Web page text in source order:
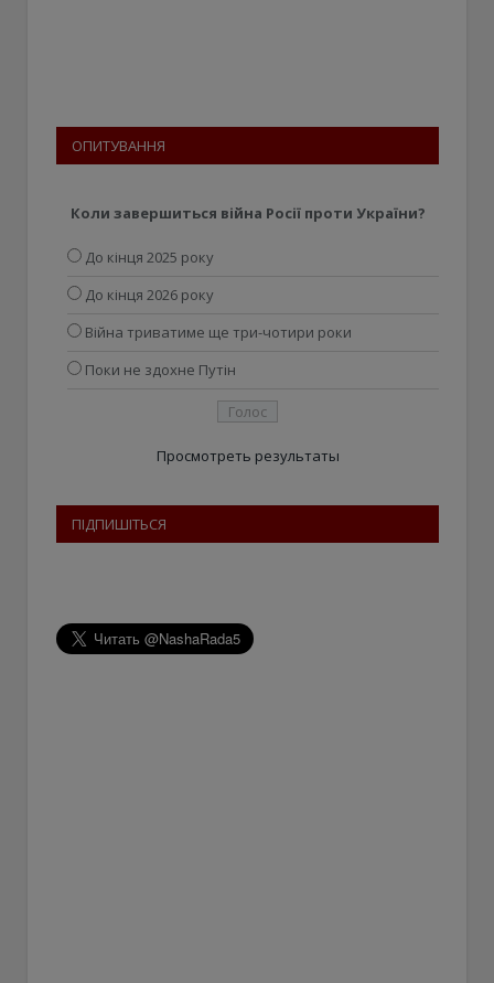
ОПИТУВАННЯ
Коли завершиться війна Росії проти України?
До кінця 2025 року
До кінця 2026 року
Війна триватиме ще три-чотири роки
Поки не здохне Путін
Просмотреть результаты
ПІДПИШІТЬСЯ